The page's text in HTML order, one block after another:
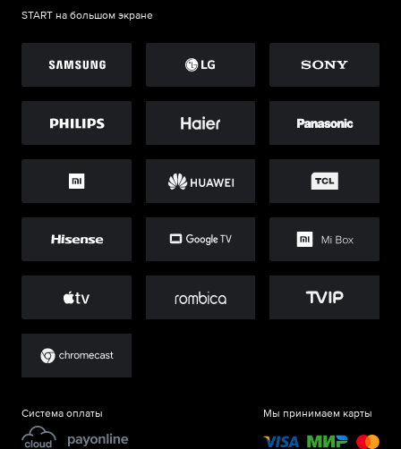
START на большом экране
Система оплаты Мы принимаем карты